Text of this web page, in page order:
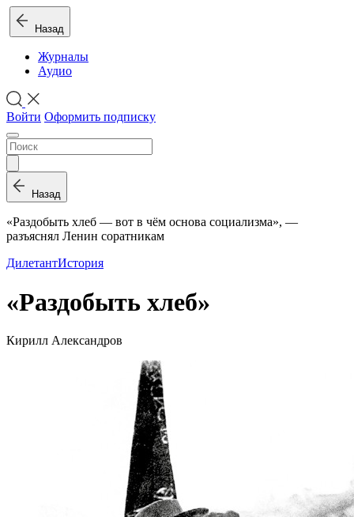
Назад
Журналы
Аудио
Войти Оформить подписку
Назад
«Раздобыть хлеб — вот в чём основа социализма», —
разъяснял Ленин соратникам
ДилетантИстория
«Раздобыть хлеб»
Кирилл Александров